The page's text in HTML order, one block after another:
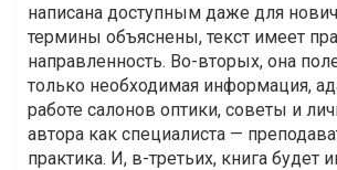
написана доступным даже для
термины объяснены, текст имеет
направленность. Во-вторых, она
только необходимая информация,
работе салонов оптики, советы и
автора как специалиста —
практика. И, в-третьих, книга будет